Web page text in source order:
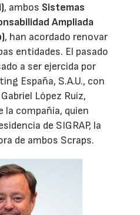
, ambos Sistemas
Ampliada
, han acordado renovar
entidades. El pasado
a ser ejercida por
España, S.A.U., con
López Ruiz,
la compañía, quien
de SIGRAP, la
de ambos Scraps.